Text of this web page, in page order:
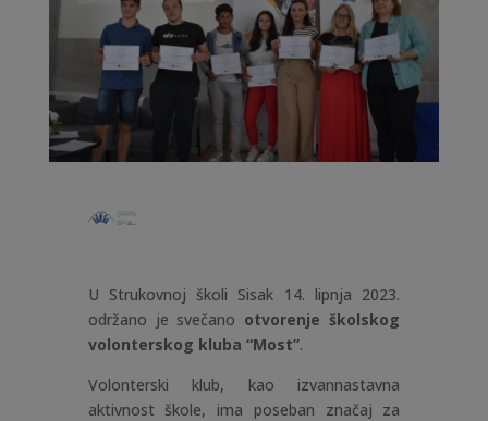
U Strukovnoj školi Sisak 14. lipnja 2023.
održano je svečano otvorenje školskog
volonterskog kluba “Most”.
Volonterski klub, kao izvannastavna
aktivnost škole, ima poseban značaj za